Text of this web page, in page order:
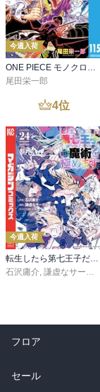
今週入荷
尾田栄一郎
4位
今週入荷
転生したら第七王子だったので、気ままに魔術を極めます（２４）
石沢庸介, 謙虚なサークル
フロア
総合
セール